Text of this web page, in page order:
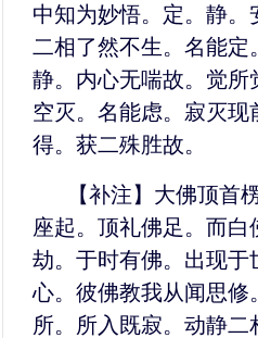
中知为妙悟。定。静
二相了然不生。名能
静。内心无喘故。觉
空灭。名能虑。寂灭
得。获二殊胜故。
【补注】大佛顶首
座起。顶礼佛足。而
劫。于时有佛。出现
心。彼佛教我从闻思
所。所入既寂。动静